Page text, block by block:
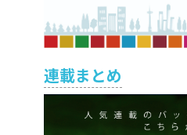
連載まとめ